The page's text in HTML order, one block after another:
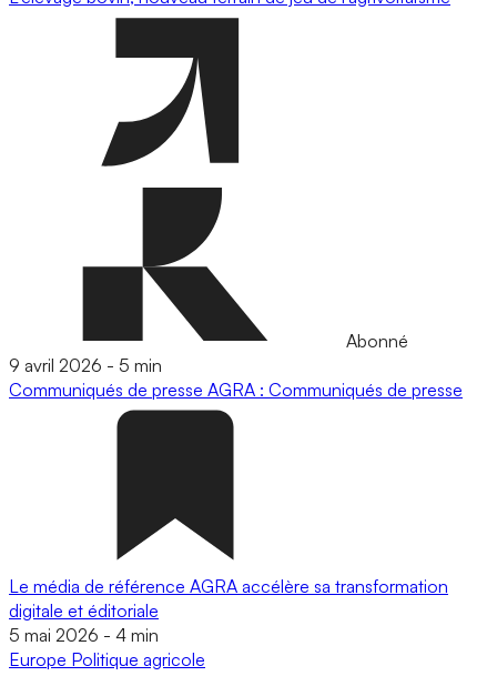
Abonné
9 avril 2026 - 5 min
Communiqués de presse AGRA : Communiqués de presse
Le média de référence AGRA accélère sa transformation
digitale et éditoriale
5 mai 2026 - 4 min
Europe Politique agricole